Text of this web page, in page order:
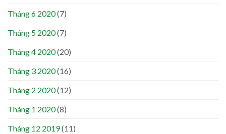
Tháng 6 2020(7)
Tháng 5 2020(7)
Tháng 4 2020(20)
Tháng 3 2020(16)
Tháng 2 2020(12)
Tháng 1 2020(8)
Tháng 12 2019(11)